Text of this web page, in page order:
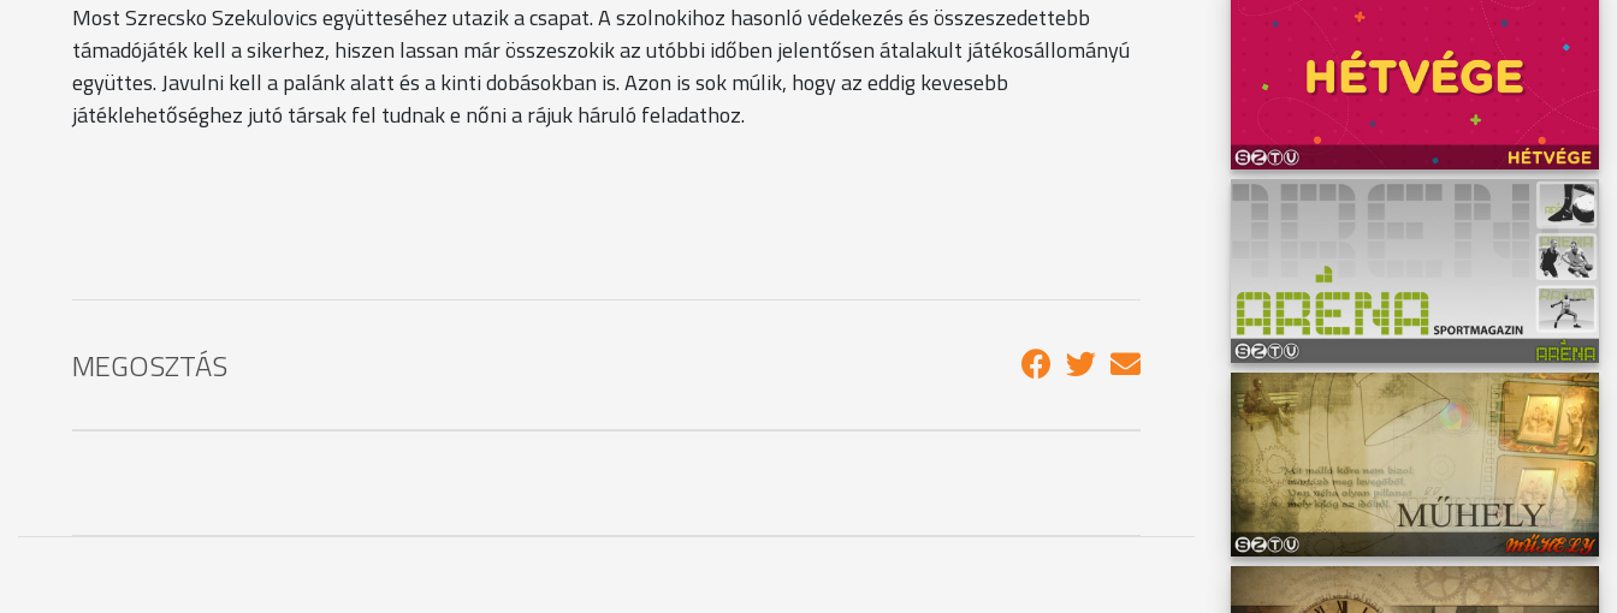
Most Szrecsko Szekulovics együtteséhez utazik a csapat. A szolnokihoz hasonló védekezés és összeszedettebb
támadójáték kell a sikerhez, hiszen lassan már összeszokik az utóbbi időben jelentősen átalakult játékosállományú
együttes. Javulni kell a palánk alatt és a kinti dobásokban is. Azon is sok múlik, hogy az eddig kevesebb
játéklehetőséghez jutó társak fel tudnak e nőni a rájuk háruló feladathoz.
MEGOSZTÁS